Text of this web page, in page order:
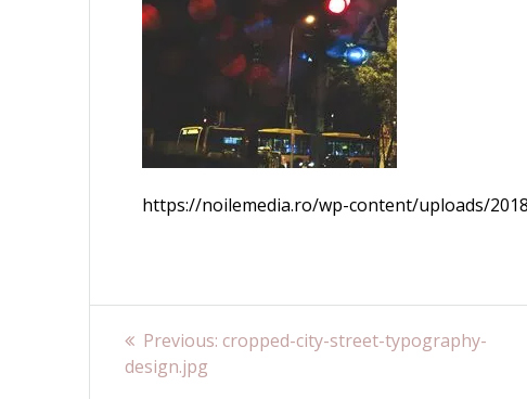
https://noilemedia.ro/wp-content/uploads/
Navigare
Previous: Previous
cropped-city-street-typography-
design.jpg